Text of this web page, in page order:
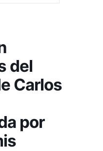
del
Carlos
por